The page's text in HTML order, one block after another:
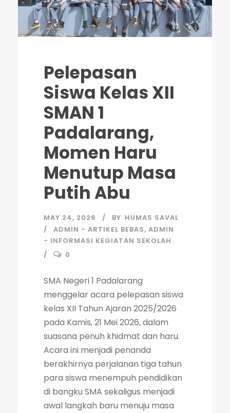
Pelepasan
Siswa Kelas XII
SMAN 1
Padalarang,
Momen Haru
Menutup Masa
Putih Abu
MAY 24, 2026 BY HUMAS SAVAL
ADMIN - ARTIKEL BEBAS, ADMIN
- INFORMASI KEGIATAN SEKOLAH
0
SMA Negeri 1 Padalarang
menggelar acara pelepasan siswa
kelas XII Tahun Ajaran 2025/2026
pada Kamis, 21 Mei 2026, dalam
suasana penuh khidmat dan haru.
Acara ini menjadi penanda
berakhirnya perjalanan tiga tahun
para siswa menempuh pendidikan
di bangku SMA sekaligus menjadi
awal langkah baru menuju masa